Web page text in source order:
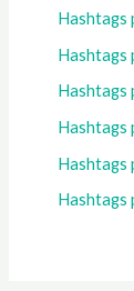
Hashtags
Hashtags
Hashtags
Hashtags
Hashtags
Hashtags